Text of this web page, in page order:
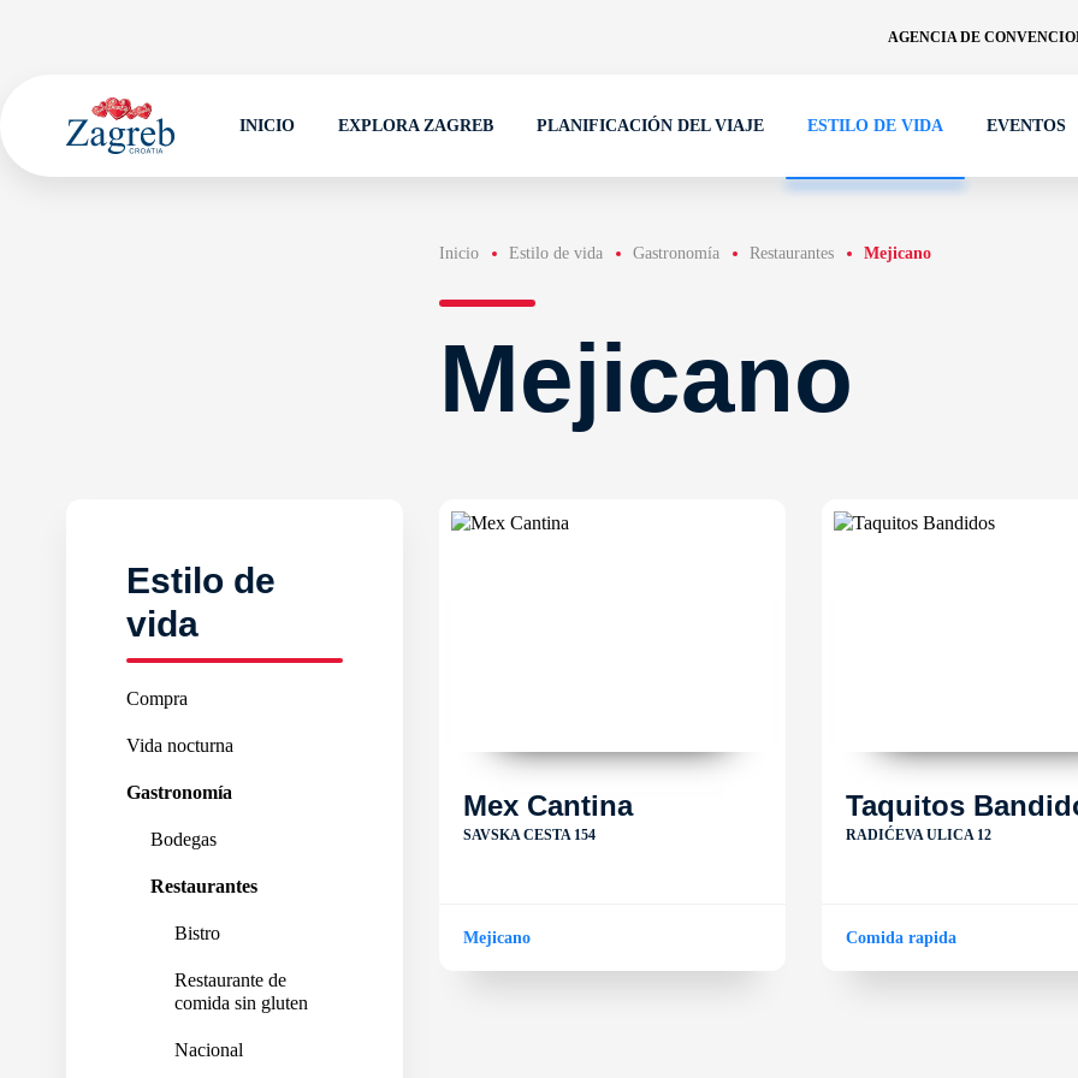
AGENCIA DE
INICIO EXPLORA ZAGREB PLANIFICACIÓN DEL VIAJE ESTILO DE VIDA EVENTOS
Inicio Estilo de vida Gastronomía Restaurantes Mejicano
Mejicano
Estilo de
vida
Compra
Vida nocturna
Gastronomía
Bodegas
Restaurantes
Bistro
Restaurante de
comida sin gluten
Nacional
Mex Cantina
SAVSKA CESTA 154
Mejicano
Taquitos
RADIĆEVA ULICA 12
Comida rapida